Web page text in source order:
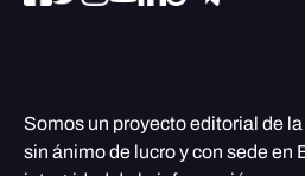
Somos un proyecto editorial de la
sin ánimo de lucro y con sede en